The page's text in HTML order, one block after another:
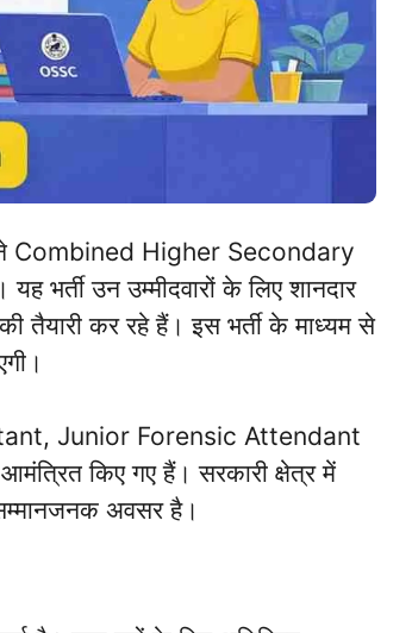
Combined Higher Secondary
भर्ती उन उम्मीदवारों के लिए शानदार
तैयारी कर रहे हैं। इस भर्ती के माध्यम से
Junior Forensic Attendant
किए गए हैं। सरकारी क्षेत्र में
अवसर है।